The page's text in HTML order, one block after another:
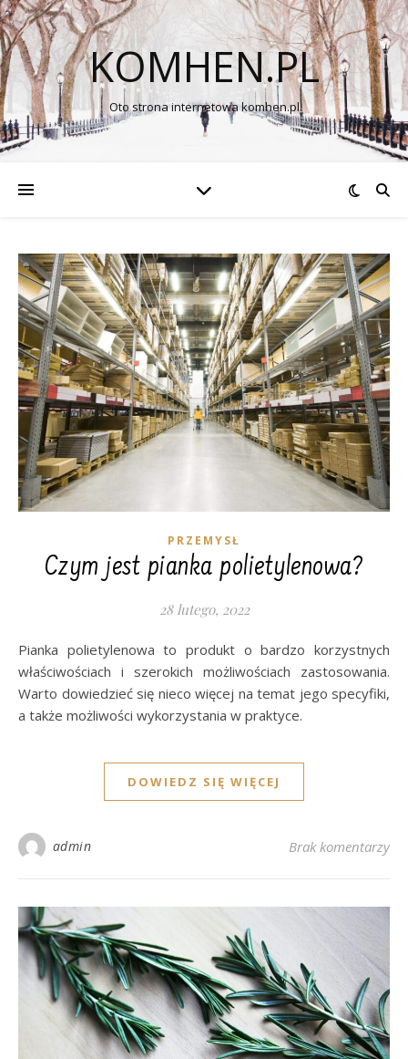
KOMHEN.PL
Oto strona internetowa komhen.pl
PRZEMYSŁ
Czym jest pianka polietylenowa?
28 lutego, 2022
Pianka polietylenowa to produkt o bardzo korzystnych
właściwościach i szerokich możliwościach zastosowania.
Warto dowiedzieć się nieco więcej na temat jego specyfiki,
a także możliwości wykorzystania w praktyce.
DOWIEDZ SIĘ WIĘCEJ
admin Brak komentarzy